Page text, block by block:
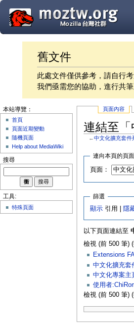
舊文件
此處文件僅供參考，請自行
我們亟需您的協助，進行共
頁面內容
連結至
←中文化擴充套件
連向本頁的頁面
頁面：
篩選
顯示 引用 | 隱
以下頁面連結至
檢視 (前 500 筆)
Extensions
中文化擴充套
中文化專案主
使用者
檢視 (前 500 筆)
本站導覽：
首頁
頁面近期變動
隨機頁面
Help about MediaWiki
搜尋
工具:
特殊頁面